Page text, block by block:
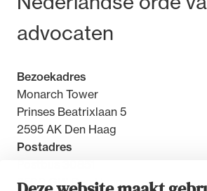
advocaten
Bezoekadres
Monarch Tower
Prinses Beatrixlaan 5
2595 AK Den Haag
Postadres
2500 GW Den Haag